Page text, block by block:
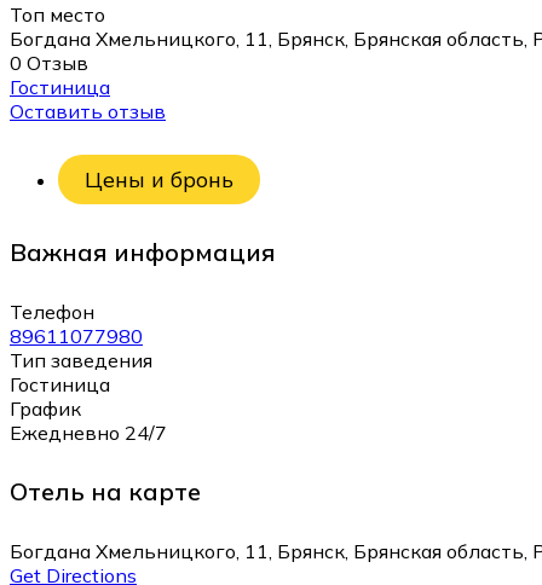
Топ место
Богдана Хмельницкого, 11, Брянск, Брянская область,
0 Отзыв
Гостиница
Оставить отзыв
Цены и бронь
Важная информация
Телефон
89611077980
Тип заведения
Гостиница
График
Ежедневно 24/7
Отель на карте
Богдана Хмельницкого, 11, Брянск, Брянская область,
Get Directions